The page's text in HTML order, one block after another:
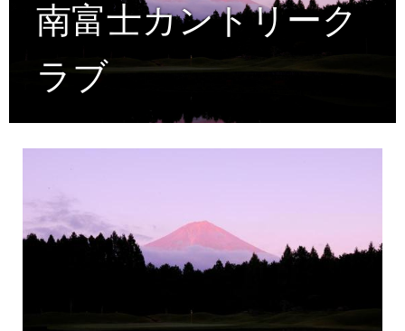
南富士カントリーク
ラブ